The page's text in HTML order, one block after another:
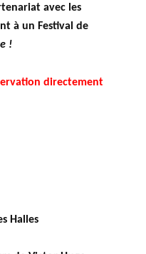
avec les
à un Festival de
!
directement
Halles